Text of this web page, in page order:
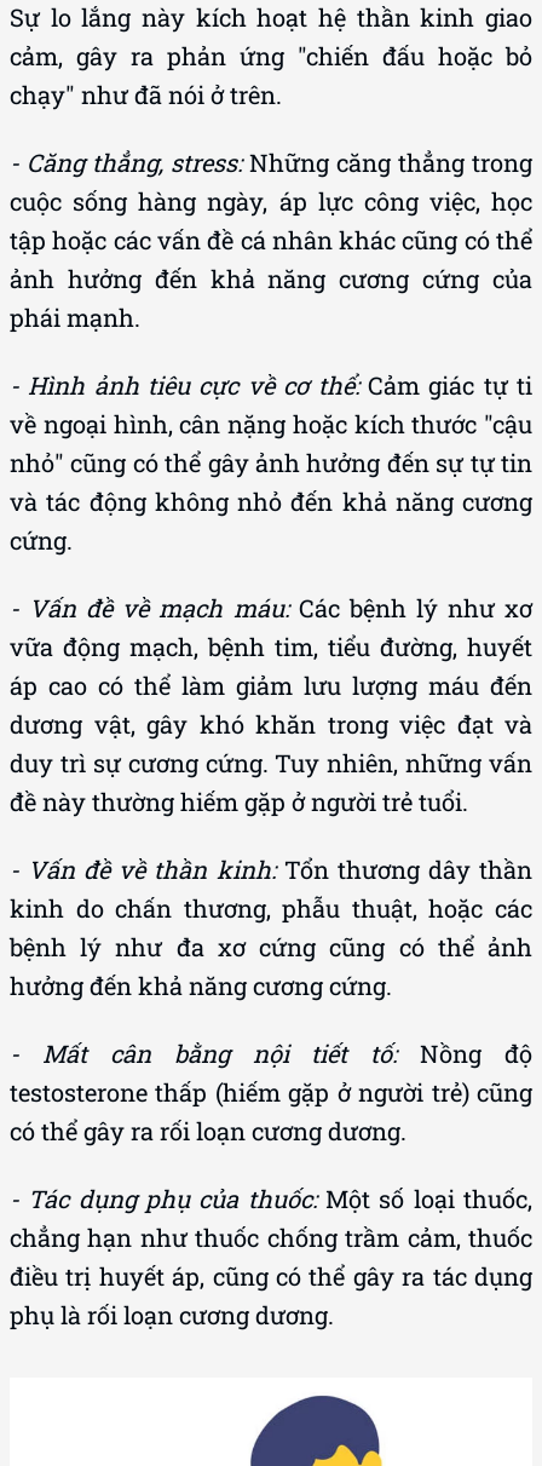
Sự lo lắng này kích hoạt hệ thần kinh giao
cảm, gây ra phản ứng "chiến đấu hoặc bỏ
chạy" như đã nói ở trên.
- Căng thẳng, stress:Những căng thẳng trong
cuộc sống hàng ngày, áp lực công việc, học
tập hoặc các vấn đề cá nhân khác cũng có thể
ảnh hưởng đến khả năng cương cứng của
phái mạnh.
- Hình ảnh tiêu cực về cơ thể:Cảm giác tự ti
về ngoại hình, cân nặng hoặc kích thước "cậu
nhỏ" cũng có thể gây ảnh hưởng đến sự tự tin
và tác động không nhỏ đến khả năng cương
cứng.
- Vấn đề về mạch máu: Các bệnh lý như xơ
vữa động mạch, bệnh tim, tiểu đường, huyết
áp cao có thể làm giảm lưu lượng máu đến
dương vật, gây khó khăn trong việc đạt và
duy trì sự cương cứng. Tuy nhiên, những vấn
đề này thường hiếm gặp ở người trẻ tuổi.
- Vấn đề về thần kinh: Tổn thương dây thần
kinh do chấn thương, phẫu thuật, hoặc các
bệnh lý như đa xơ cứng cũng có thể ảnh
hưởng đến khả năng cương cứng.
- Mất cân bằng nội tiết tố:Nồng độ
testosterone thấp (hiếm gặp ở người trẻ) cũng
có thể gây ra rối loạn cương dương.
- Tác dụng phụ của thuốc: Một số loại thuốc,
chẳng hạn như thuốc chống trầm cảm, thuốc
điều trị huyết áp, cũng có thể gây ra tác dụng
phụ là rối loạn cương dương.